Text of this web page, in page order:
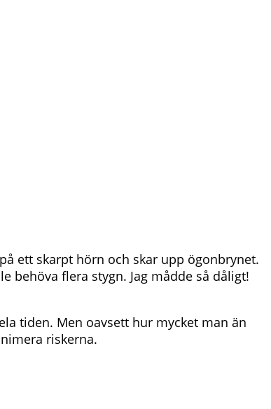
ett skarpt hörn och skar upp ögonbrynet.
behöva flera stygn. Jag mådde så dåligt!
tiden. Men oavsett hur mycket man än
riskerna.